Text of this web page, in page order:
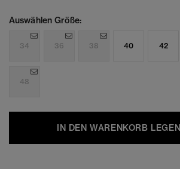
Auswählen Größe:
34 36 38 40 42
48
IN DEN WARENKORB LEGEN